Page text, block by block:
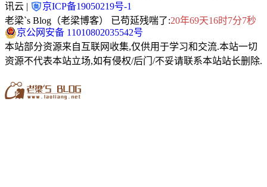
讯云 |
京ICP备19050219号-1
老梁`s Blog（老梁博客） 已苟延残喘了:20年69天16时7分9秒
京公网安备 11010802035542号
本站部分资源来自互联网收集,仅供用于学习和交流.本站一切
资源不代表本站立场,如有侵权/后门/不妥请联系本站站长删除.